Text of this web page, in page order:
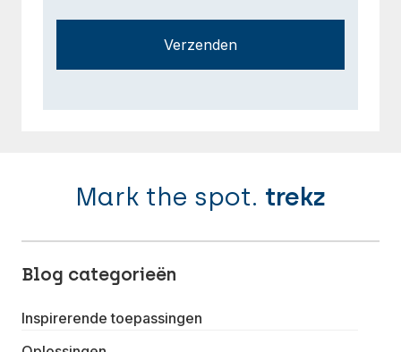
Verzenden
Mark the spot. trekz
Blog categorieën
Inspirerende toepassingen